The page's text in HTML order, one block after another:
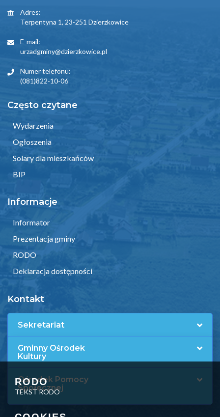
Adres:
Terpentyna 1, 23-251 Dzierzkowice
E-mail:
urzadgminy@dzierzkowice.pl
Numer telefonu:
(081)822-10-06
Często czytane
Wydarzenia
Ogłoszenia
Solary dla mieszkańców
BIP
Informacje
Informator
Prezentacja gminy
RODO
Deklaracja dostępności
Kontakt
Sekretariat
Gminny Ośrodek
Kultury
Ośrodek Pomocy
Społecznej
RODO
TEKST RODO